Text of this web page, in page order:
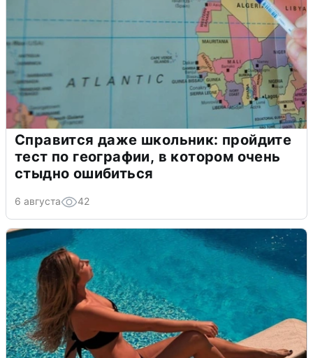
Справится даже школьник: пройдите
тест по географии, в котором очень
стыдно ошибиться
6 августа 42